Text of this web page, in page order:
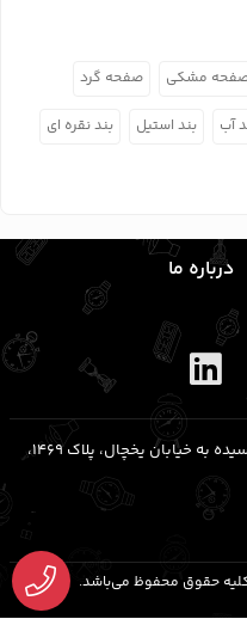
مشکی صفحه گرد
بند استیل بند نقره ای
درباره ما
قلهک، خیابان شریعتی (رو به شمال)، نرسیده به خیابان یخچال، پلاک ۱۴۶۹،
حقوق محفوظ می‌باشد.